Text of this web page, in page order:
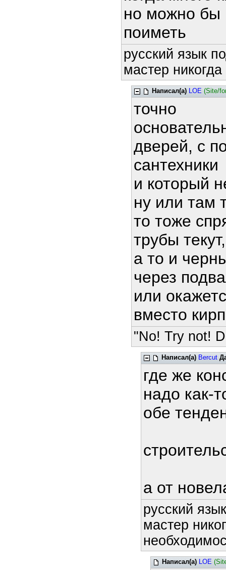
но можно бы
поиметь
русский язык
мастер
Написал(а) LOE (Site/
точно
дверей, с
сантехники
и который
ну или там
то тоже
трубы
а то и
через
или
вместо
"No! Try not!
Написал(а) Bercut
где же
надо как-
обе
а от
русский
мастер
Написал(а) LOE